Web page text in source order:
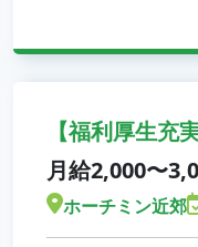
【福利厚生充
月給2,000〜
ホーチミン近郊